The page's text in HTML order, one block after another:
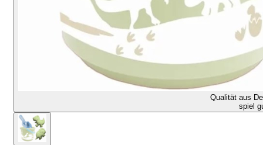
Qualität aus
spiel